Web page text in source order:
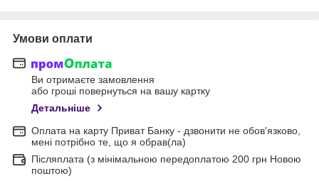
Умови оплати
Ви отримаєте замовлення
або гроші повернуться на вашу картку
Детальніше
Оплата на карту Приват Банку - дзвонити не обов'язково,
мені потрібно те, що я обрав(ла)
Післяплата (з мінімальною передоплатою 200 грн Новою
поштою)